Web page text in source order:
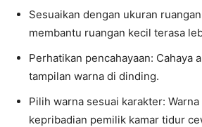
Sesuaikan dengan ukuran
membantu ruangan kecil terasa
Perhatikan pencahayaan: Cahaya
tampilan warna di dinding.
Pilih warna sesuai karakter:
kepribadian pemilik kamar tidur